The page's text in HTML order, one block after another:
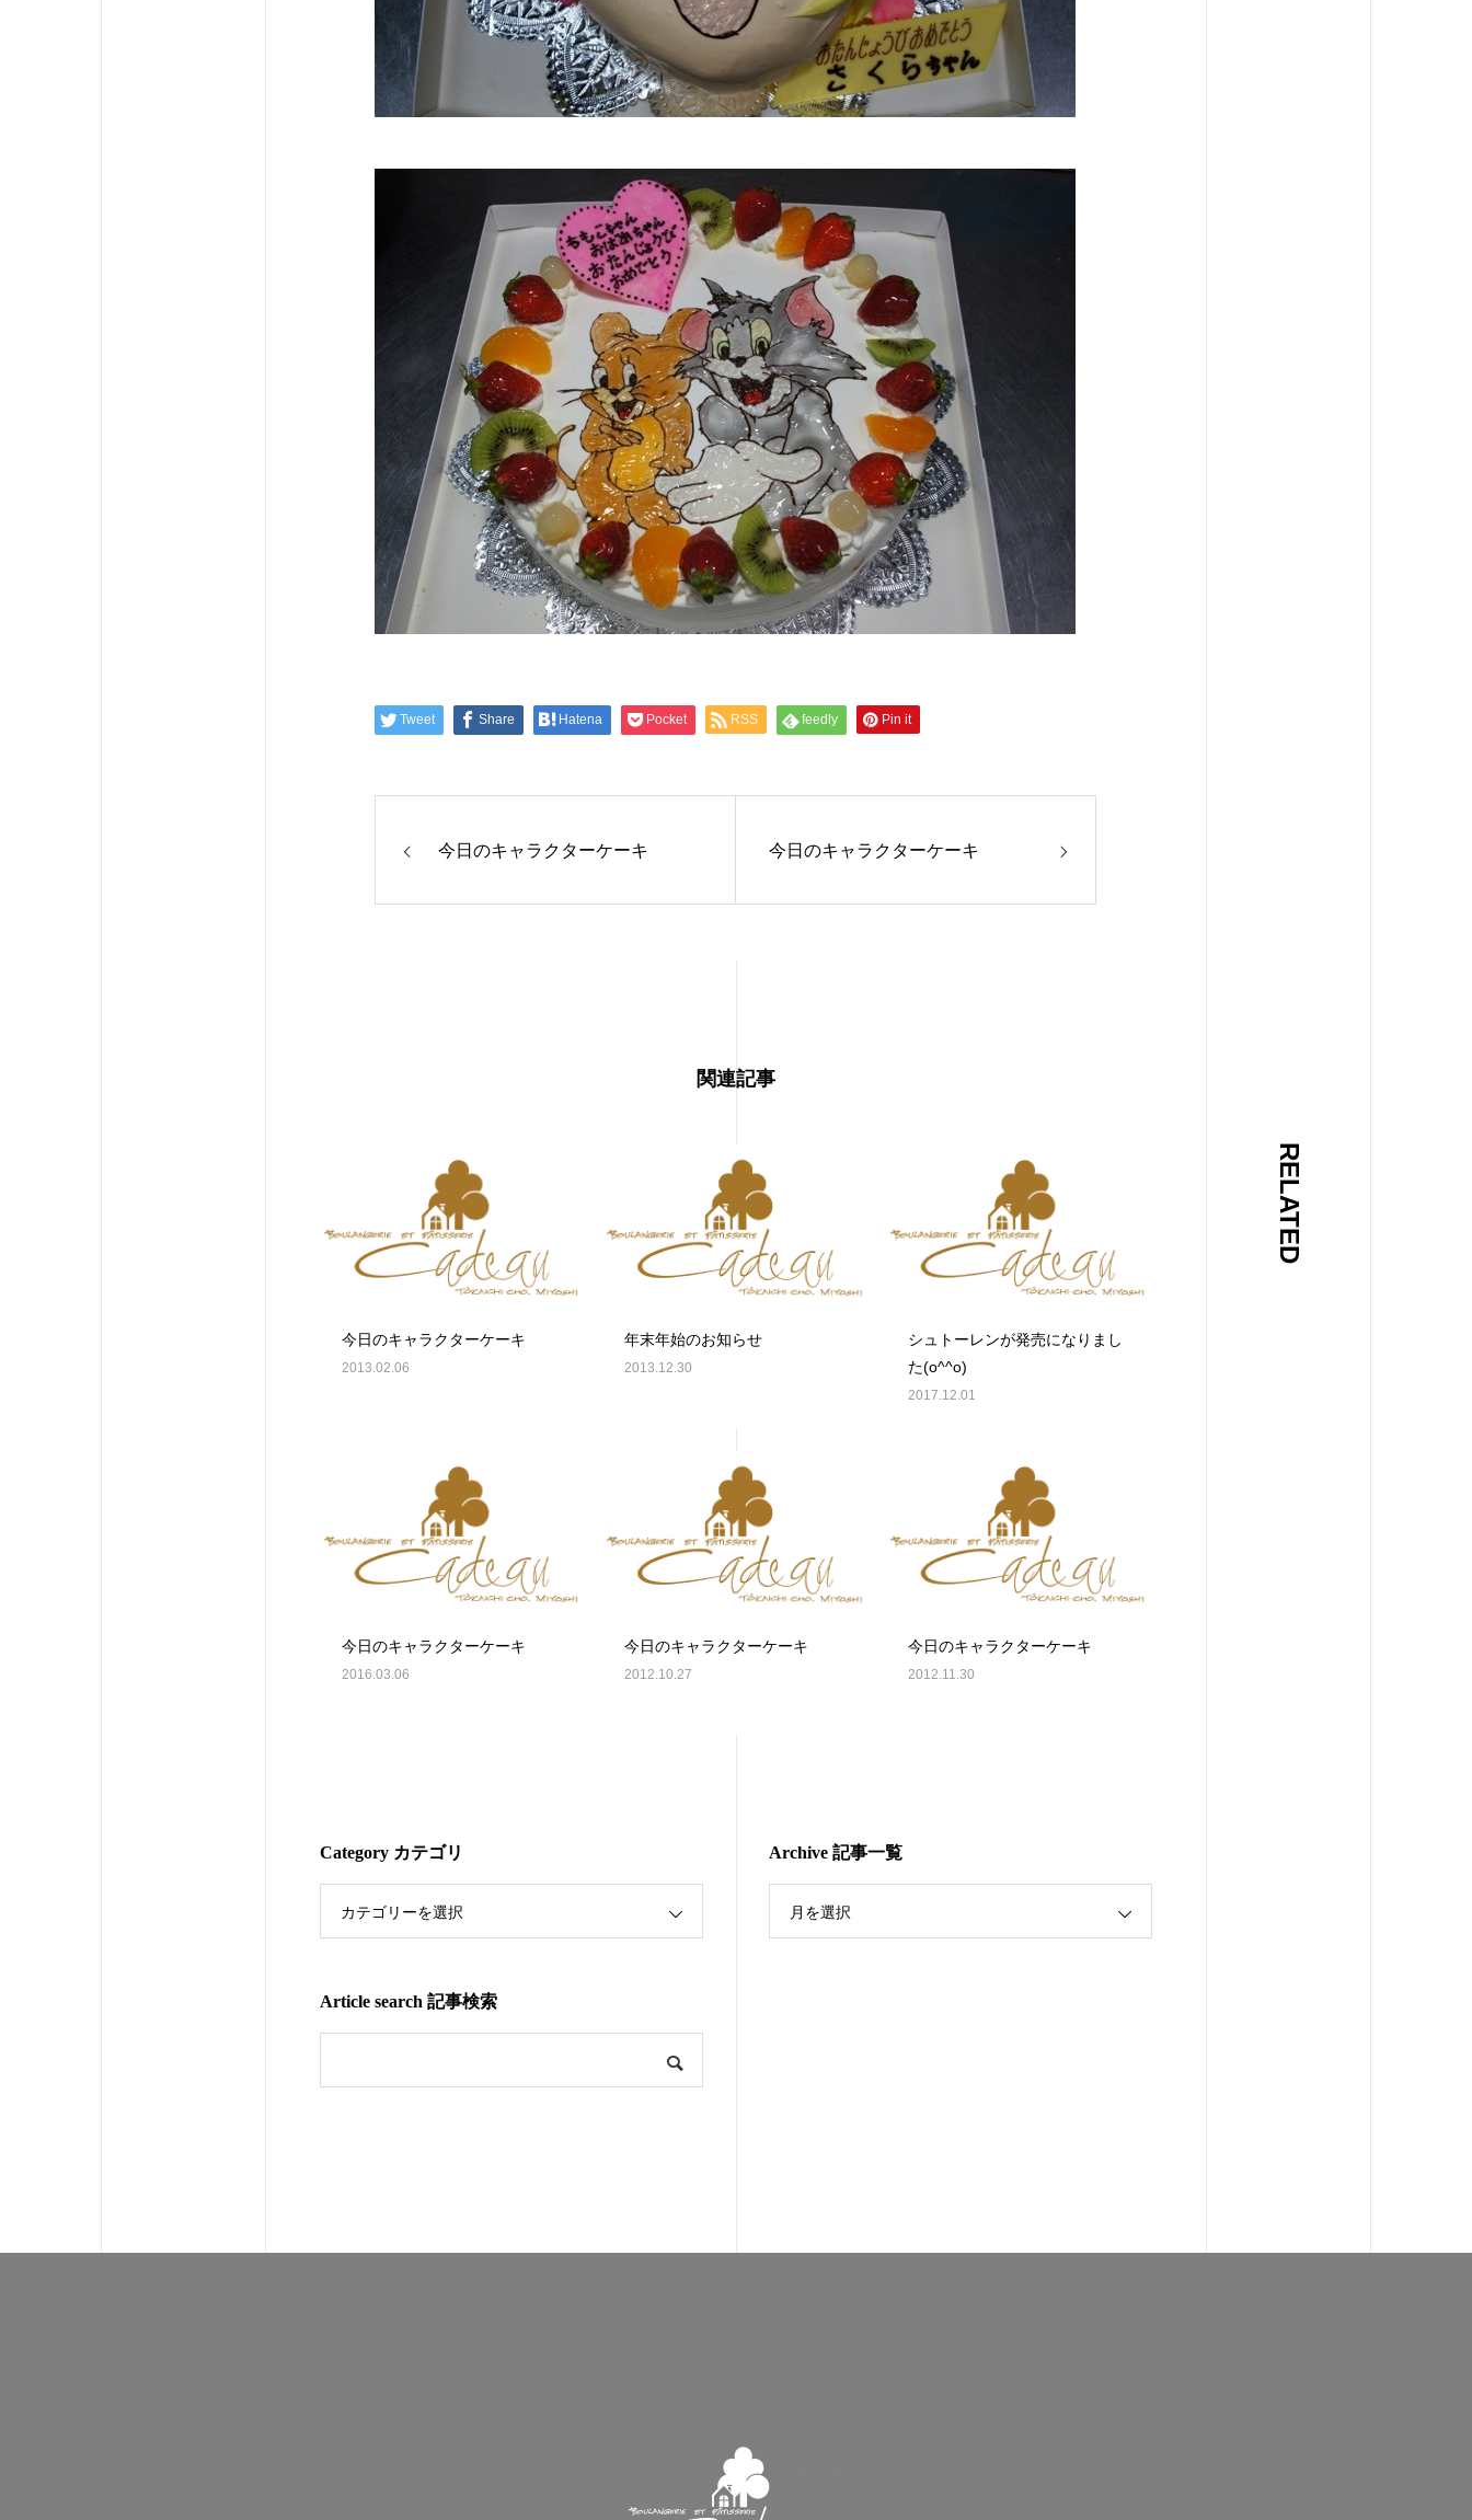
Tweet Share Hatena Pocket RSS feedly Pin it
今日のキャラクターケーキ 今日のキャラクターケーキ
RELATED
関連記事
今日のキャラクターケーキ
2013.02.06
年末年始のお知らせ
2013.12.30
シュトーレンが発売になりまし
た(o^^o)
2017.12.01
今日のキャラクターケーキ
2016.03.06
今日のキャラクターケーキ
2012.10.27
今日のキャラクターケーキ
2012.11.30
Category カテゴリ
カテゴリーを選択
Archive 記事一覧
月を選択
Article search 記事検索